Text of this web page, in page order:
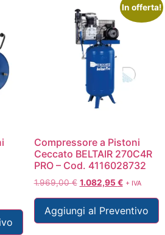
In offerta!
Compressore a Pistoni
Ceccato BELTAIR 270C4R
PRO – Cod. 4116028732
1.969,00€ 1.082,95€ + IVA
Aggiungi al Preventivo